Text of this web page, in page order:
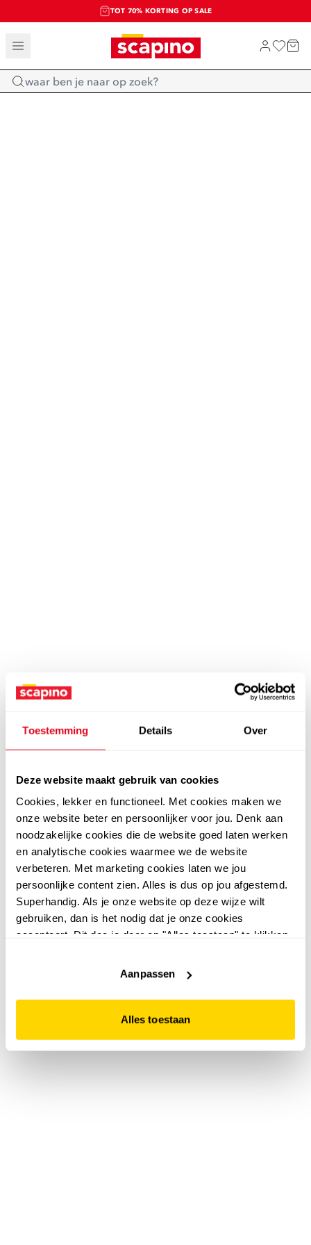
Toestemming Details Over
Deze website maakt gebruik van cookies
Cookies, lekker en functioneel. Met cookies maken we
onze website beter en persoonlijker voor jou. Denk aan
noodzakelijke cookies die de website goed laten werken
en analytische cookies waarmee we de website
verbeteren. Met marketing cookies laten we jou
persoonlijke content zien. Alles is dus op jou afgestemd.
Superhandig. Als je onze website op deze wijze wilt
gebruiken, dan is het nodig dat je onze cookies
accepteert. Dit doe je door op "Alles toestaan" te klikken.
website niet optimaal functioneert.
Aanpassen
Alles toestaan
TOT 70% KORTING OP SALE
SALE: LAATSTE KANS!
SHOP NIEUW
Home